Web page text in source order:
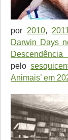
por 2010,
Darwin Days
pelo
Animais’ em